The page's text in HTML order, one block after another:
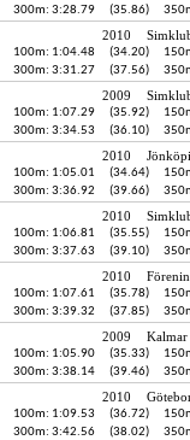
300m: 3:28.79 (35.86)
2010
100m: 1:04.48 (34.20)
300m: 3:31.27 (37.56)
2009
100m: 1:07.29 (35.92)
300m: 3:34.53 (36.10)
2010
100m: 1:05.01 (34.64)
300m: 3:36.92 (39.66)
2010
100m: 1:06.81 (35.55)
300m: 3:37.63 (39.10)
2010
100m: 1:07.61 (35.78)
300m: 3:39.32 (37.85)
2009 Kalmar
100m: 1:05.90 (35.33)
300m: 3:38.14 (39.46)
2010
100m: 1:09.53 (36.72)
300m: 3:42.56 (38.02)